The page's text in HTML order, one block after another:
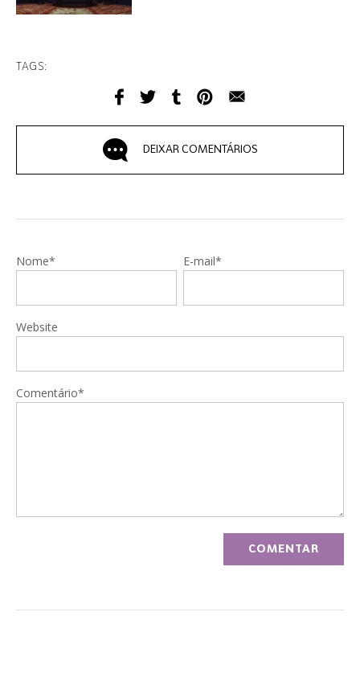
TAGS:
DEIXAR COMENTÁRIOS
Nome* E-mail*
Website
Comentário*